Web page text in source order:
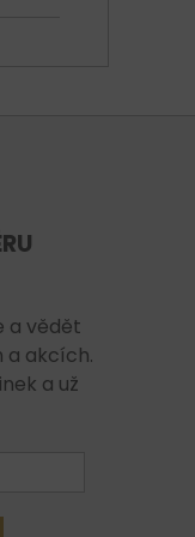
a vědět
a akcích.
a už